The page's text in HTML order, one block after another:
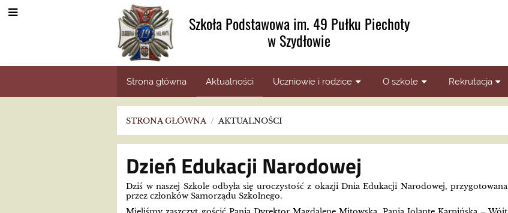
Szkoła Podstawowa im. 49 Pułku Piechoty
w Szydłowie
Strona główna Aktualności Uczniowie i rodzice O szkole Rekrutacja
STRONA GŁÓWNA / AKTUALNOŚCI
Aktualności
Dzień Edukacji Narodowej
Dziś w naszej Szkole odbyła się uroczystość z okazji Dnia Edukacji Narodowej, przygotowana
przez członków Samorządu Szkolnego.